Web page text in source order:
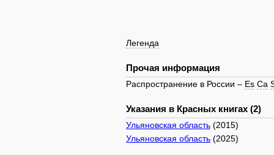
Легенда
Прочая информация
Распространение в России – Es Ca
Указания в Красных книгах (2)
Ульяновская область (2015)
Ульяновская область (2025)